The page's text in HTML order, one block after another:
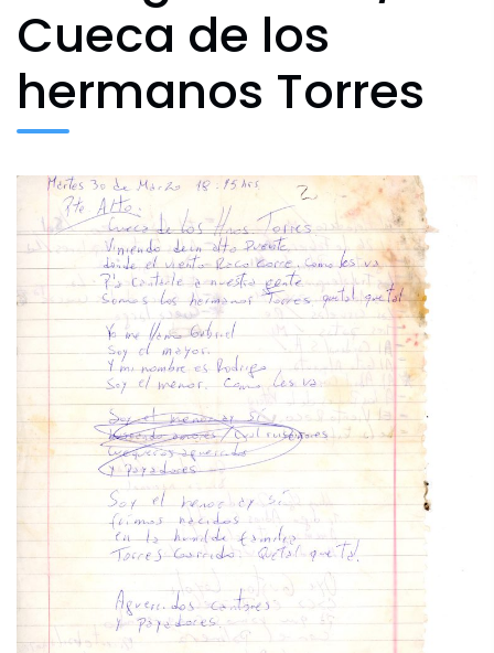
Agenda Cultural
Archivo Fotográfico y Documental
Contacto
Cueca de los
hermanos Torres